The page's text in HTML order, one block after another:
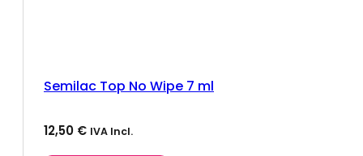
Semilac Top No Wipe 7 ml
12,50 € IVA Incl.